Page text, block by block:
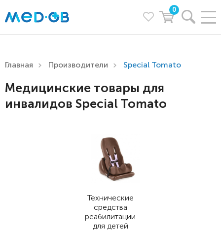
0
Главная Производители Special Tomato
Медицинские товары для
инвалидов Special Tomato
Технические
средства
реабилитации
для детей